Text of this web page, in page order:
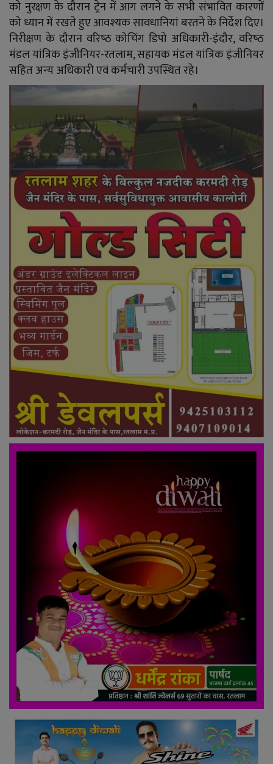
को नुरक्षण के दौरान ट्रेन में आग लगने के सभी संभावित कारणों
को ध्यान में रखते हुए आवश्यक सावधानियां बरतने के निर्देश दिए।
निरीक्षण के दौरान वरिष्‍ठ कोचिंग डिपो अधिकारी-इंदौर, वरिष्‍ठ
मंडल यांत्रिक इंजीनियर-रतलाम, सहायक मंडल यांत्रिक इंजीनियर
सहित अन्‍य अधिकारी एवं कर्मचारी उपस्थित रहे।